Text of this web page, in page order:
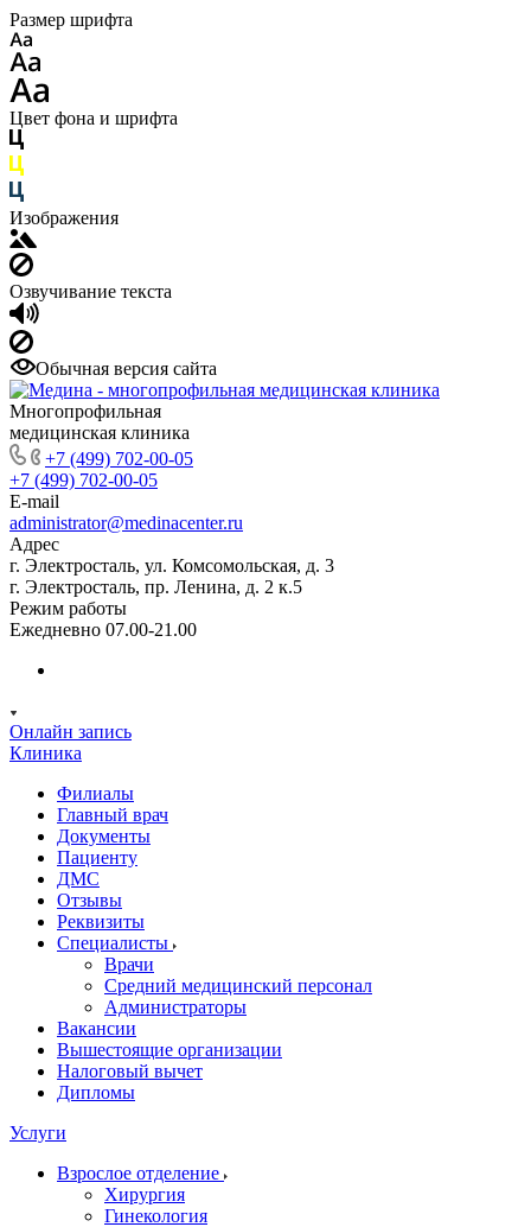
Размер шрифта
Цвет фона и шрифта
Изображения
Озвучивание текста
Обычная версия сайта
Многопрофильная
медицинская клиника
+7 (499) 702-00-05
+7 (499) 702-00-05
E-mail
administrator@medinacenter.ru
Адрес
г. Электросталь, ул. Комсомольская, д. 3
г. Электросталь, пр. Ленина, д. 2 к.5
Режим работы
Ежедневно 07.00-21.00
Онлайн запись
Клиника
Филиалы
Главный врач
Документы
Пациенту
ДМС
Отзывы
Реквизиты
Специалисты
Врачи
Средний медицинский персонал
Администраторы
Вакансии
Вышестоящие организации
Налоговый вычет
Дипломы
Услуги
Взрослое отделение
Хирургия
Гинекология